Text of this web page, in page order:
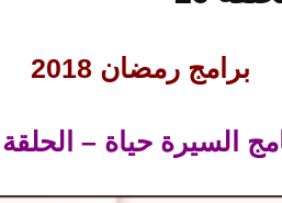
برامج رمضان 2018
السيرة حياة – الحلقة 16